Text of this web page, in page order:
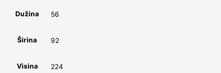
Dužina 56
Širina 92
Visina 224